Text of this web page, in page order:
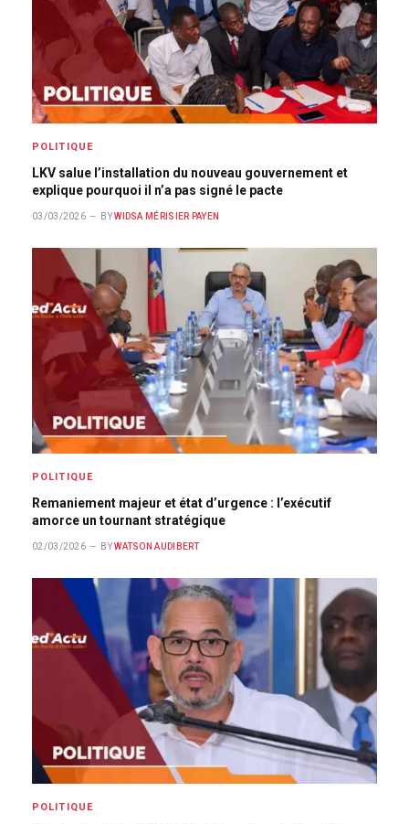
POLITIQUE
LKV salue l’installation du nouveau gouvernement et
explique pourquoi il n’a pas signé le pacte
03/03/2026 BY WIDSA MÉRISIER PAYEN
POLITIQUE
Remaniement majeur et état d’urgence : l’exécutif
amorce un tournant stratégique
02/03/2026 BY WATSON AUDIBERT
POLITIQUE